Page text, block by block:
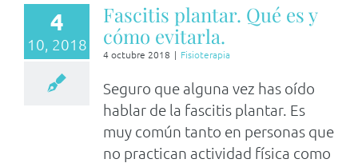
4
10, 2018
Fascitis plantar. Qué es y
cómo evitarla.
4 octubre 2018 | Fisioterapia
Seguro que alguna vez has oído
hablar de la fascitis plantar. Es
muy común tanto en personas que
no practican actividad física como